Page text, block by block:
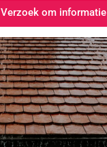
Verzoek om informatie